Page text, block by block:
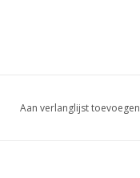
Aan verlanglijst toevoegen